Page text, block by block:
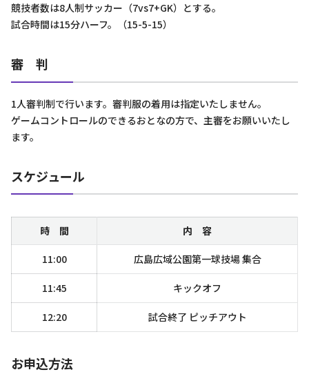
競技者数は8人制サッカー（7vs7+GK）とする。
試合時間は15分ハーフ。（15-5-15）
審 判
1⼈審判制で⾏います。審判服の着⽤は指定いたしません。
ゲームコントロールのできるおとなの⽅で、主審をお願いいたし
ます。
スケジュール
時 間 内 容
11:00 広島広域公園第一球技場 集合
11:45 キックオフ
12:20 試合終了 ピッチアウト
お申込方法